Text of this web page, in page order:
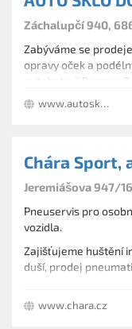
Záchalupčí 940,
Zabýváme se
opravy oček a
autobaterií Banner.
demontáže skel z
poskytujeme montáž
www.autosklo-dolezal.cz
Chára Sport,
Jeremiášova 947/
Pneuservis pro
vozidla.
Zajišťujeme huštění
duší, prodej
klimatizací.
www.chara.cz